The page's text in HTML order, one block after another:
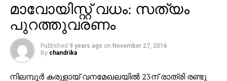
മാവോയിസ്റ്റ് വധം: സത്യം
പുറത്തുവരണം
Published 9 years ago on November 27, 2016
By chandrika
നിലമ്പൂര്‍ കരുളായ് വനമേഖലയില്‍ 23ന് രാത്രി രണ്ടു